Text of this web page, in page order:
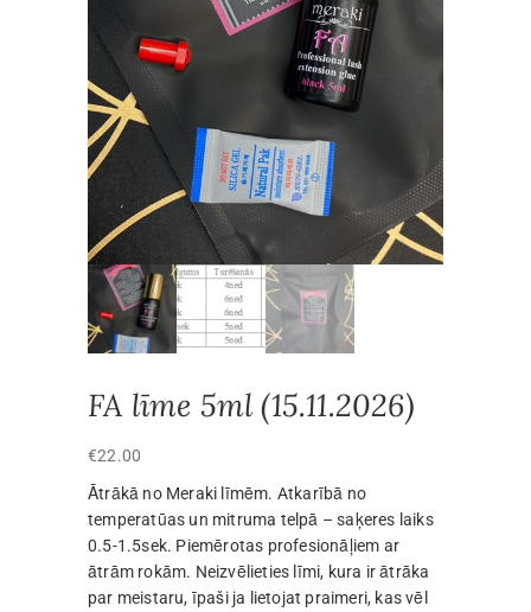
FA līme 5ml (15.11.2026)
€22.00
Ātrākā no Meraki līmēm. Atkarībā no
temperatūas un mitruma telpā – saķeres laiks
0.5-1.5sek. Piemērotas profesionāļiem ar
ātrām rokām. Neizvēlieties līmi, kura ir ātrāka
par meistaru, īpaši ja lietojat praimeri, kas vēl